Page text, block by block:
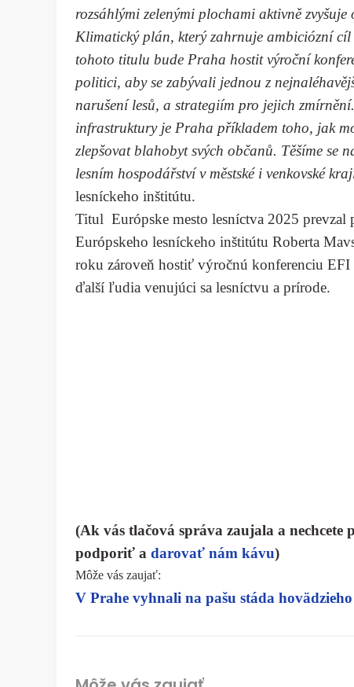
rozsáhlými zelenými plochami aktivně
Klimatický plán, který zahrnuje ambiciózní cíl
tohoto titulu bude Praha hostit výroční
politici, aby se zabývali jednou z
narušení lesů, a strategiím pro jejich
infrastruktury je Praha příkladem toho, jak
zlepšovat blahobyt svých občanů. Těšíme se
lesním hospodářství v městské i venkovské
lesníckeho inštitútu.
Titul Európske mesto lesníctva 2025
Európskeho lesníckeho inštitútu Roberta
roku zároveň hostiť výročnú konferenciu
ďalší ľudia venujúci sa lesníctvu a prírode.
(Ak vás tlačová správa zaujala a
podporiť a darovať nám kávu)
Môže vás zaujať:
V Prahe vyhnali na pašu stáda